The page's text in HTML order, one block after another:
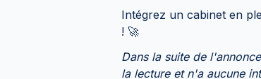
Intégrez un cabinet en
! 🚀
Dans la suite de
la lecture et n'a aucune